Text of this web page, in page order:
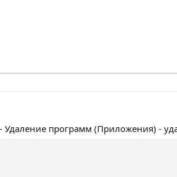
Удаление программ (Приложения) -